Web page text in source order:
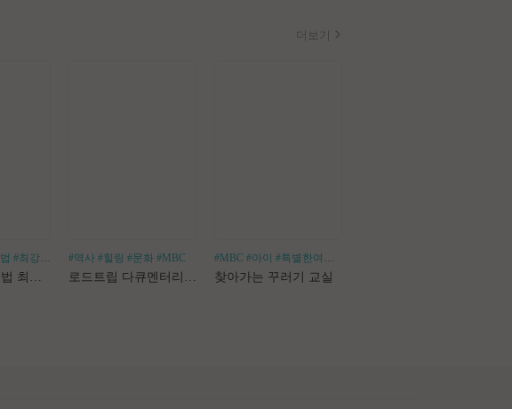
더보기
#최강백세 #김경화
#역사 #힐링 #문화 #MBC #MBC #아이 #특별한여행
찾아가는 꾸러기 교실